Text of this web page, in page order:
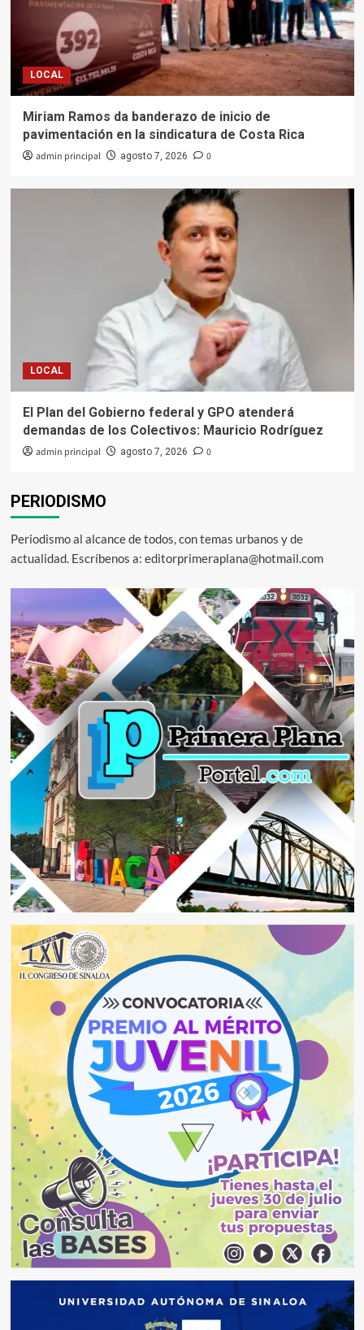
LOCAL
Miriam Ramos da banderazo de inicio de
pavimentación en la sindicatura de Costa Rica
admin principal agosto 7, 2026 0
LOCAL
El Plan del Gobierno federal y GPO atenderá
demandas de los Colectivos: Mauricio Rodríguez
admin principal agosto 7, 2026 0
PERIODISMO
Periodismo al alcance de todos, con temas urbanos y de
actualidad. Escríbenos a: editorprimeraplana@hotmail.com